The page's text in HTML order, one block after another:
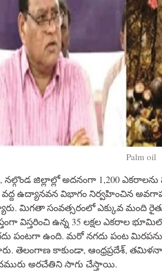
Palm oil
జిల్లాల్లో అదనంగా 1,200 ఎకరాలను
ఉద్యానవన విభాగం నిర్వహించిన
మిగతా సంవత్సరంలో ఎక్కువ మంది
విస్తరించి ఉన్న 35 లక్షల ఎకరాల
పంటగా ఉంది. మరో నగదు పంట
తెలంగాణ కాకుండా, ఆంధ్రప్రదేశ్,
అరచేతిని సాగు చేస్తాయి.